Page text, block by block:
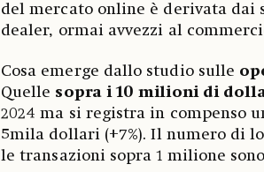
del mercato online è derivata
dealer, ormai avvezzi al
Cosa emerge dallo studio sulle
Quelle sopra i 10 milioni di
2024 ma si registra in compenso
5mila dollari (+7%). Il numero di
le transazioni sopra 1 milione